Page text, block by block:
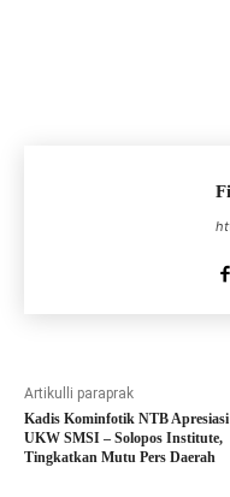
Artikulli paraprak
Kadis Kominfotik NTB Apresiasi
UKW SMSI – Solopos Institute,
Tingkatkan Mutu Pers Daerah